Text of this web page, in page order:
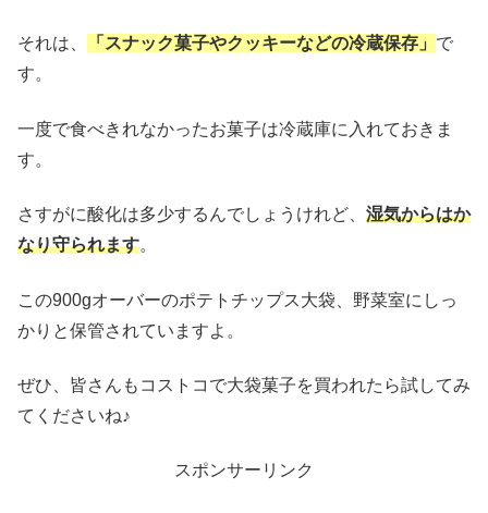
それは、 「スナック菓子やクッキーなどの冷蔵保存」 で
す。
一度で食べきれなかったお菓子は冷蔵庫に入れておきま
す。
さすがに酸化は多少するんでしょうけれど、 湿気からはか
なり守られます。
この900gオーバーのポテトチップス大袋、野菜室にしっ
かりと保管されていますよ。
ぜひ、皆さんもコストコで大袋菓子を買われたら試してみ
てくださいね♪
スポンサーリンク